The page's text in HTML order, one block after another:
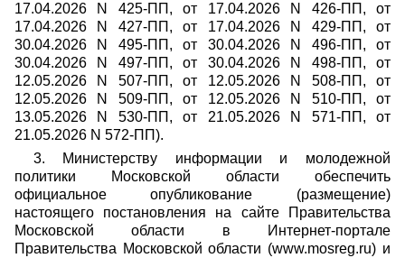
17.04.2026 N 425-ПП, от 17.04.2026 N 426-ПП, от
17.04.2026 N 427-ПП, от 17.04.2026 N 429-ПП, от
30.04.2026 N 495-ПП, от 30.04.2026 N 496-ПП, от
30.04.2026 N 497-ПП, от 30.04.2026 N 498-ПП, от
12.05.2026 N 507-ПП, от 12.05.2026 N 508-ПП, от
12.05.2026 N 509-ПП, от 12.05.2026 N 510-ПП, от
13.05.2026 N 530-ПП, от 21.05.2026 N 571-ПП, от
21.05.2026 N 572-ПП).
3. Министерству информации и молодежной
политики Московской области обеспечить
официальное опубликование (размещение)
настоящего постановления на сайте Правительства
Московской области в Интернет-портале
Правительства Московской области (www.mosreg.ru) и